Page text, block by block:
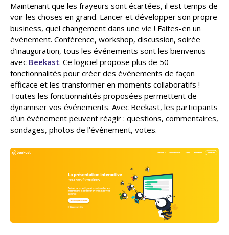
Maintenant que les frayeurs sont écartées, il est temps de
voir les choses en grand. Lancer et développer son propre
business, quel changement dans une vie ! Faites-en un
événement. Conférence, workshop, discussion, soirée
d’inauguration, tous les événements sont les bienvenus
avec Beekast. Ce logiciel propose plus de 50
fonctionnalités pour créer des événements de façon
efficace et les transformer en moments collaboratifs !
Toutes les fonctionnalités proposées permettent de
dynamiser vos événements. Avec Beekast, les participants
d’un événement peuvent réagir : questions, commentaires,
sondages, photos de l’événement, votes.